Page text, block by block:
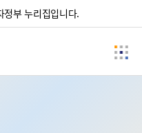
정부 누리집입니다.
사
이